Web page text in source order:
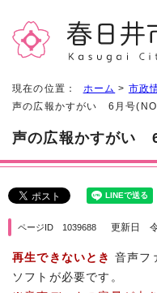
現在の位置： ホーム > 市政
声の広報かすがい 6月号
声の広報かすがい
ページID 1039688 更新日
再生できないとき 音声フ
ソフトが必要です。